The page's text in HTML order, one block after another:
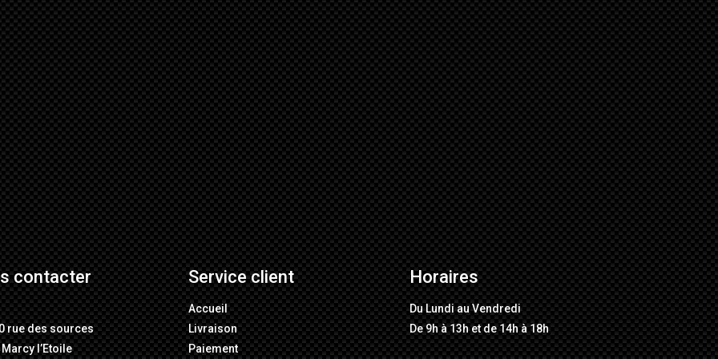
contacter
rue des sources
l’Etoile
Service client
Accueil
Livraison
Paiement
Horaires
Du Lundi au Vendredi
De 9h à 13h et de 14h à 18h